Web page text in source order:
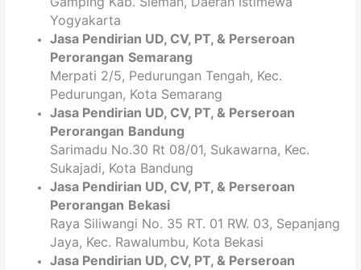
Yogyakarta
Jasa Pendirian UD, CV, PT, & Perseroan
Perorangan Semarang
Merpati 2/5, Pedurungan Tengah, Kec.
Pedurungan, Kota Semarang
Jasa Pendirian UD, CV, PT, & Perseroan
Perorangan Bandung
Sarimadu No.30 Rt 08/01, Sukawarna, Kec.
Sukajadi, Kota Bandung
Jasa Pendirian UD, CV, PT, & Perseroan
Perorangan Bekasi
Raya Siliwangi No. 35 RT. 01 RW. 03, Sepanjang
Jaya, Kec. Rawalumbu, Kota Bekasi
Jasa Pendirian UD, CV, PT, & Perseroan